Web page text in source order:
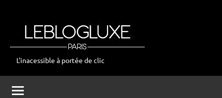
leblogluxe
L'inacessible à portée de clic